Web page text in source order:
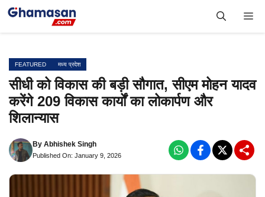
Skip
FEATURED मध्य प्रदेश
सीधी को विकास की बड़ी सौगात, सीएम मोहन यादव
करेंगे 209 विकास कार्यों का लोकार्पण और
शिलान्यास
By Abhishek Singh
Published On: January 9, 2026